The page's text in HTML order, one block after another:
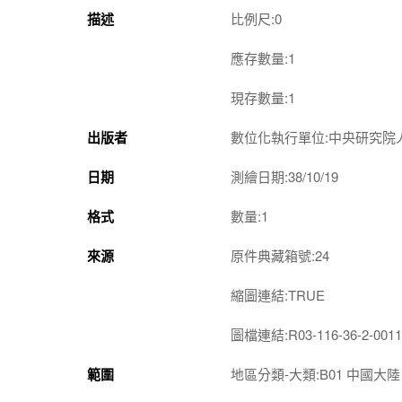
描述 比例尺:0
應存數量:1
現存數量:1
出版者 數位化執行單位:中央研究
日期 測繪日期:38/10/19
格式 數量:1
來源 原件典藏箱號:24
縮圖連結:TRUE
圖檔連結:R03-116-36-2-0011
範圍 地區分類-大類:B01 中國大陸